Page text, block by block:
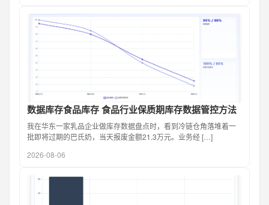
数据库存食品库存 食品行业保质期库存数据管控方法
我在华东一家乳品企业做库存数据盘点时，看到冷链仓角落堆着一
批即将过期的巴氏奶，当天报废金额21.3万元。业务经 […]
2026-08-06